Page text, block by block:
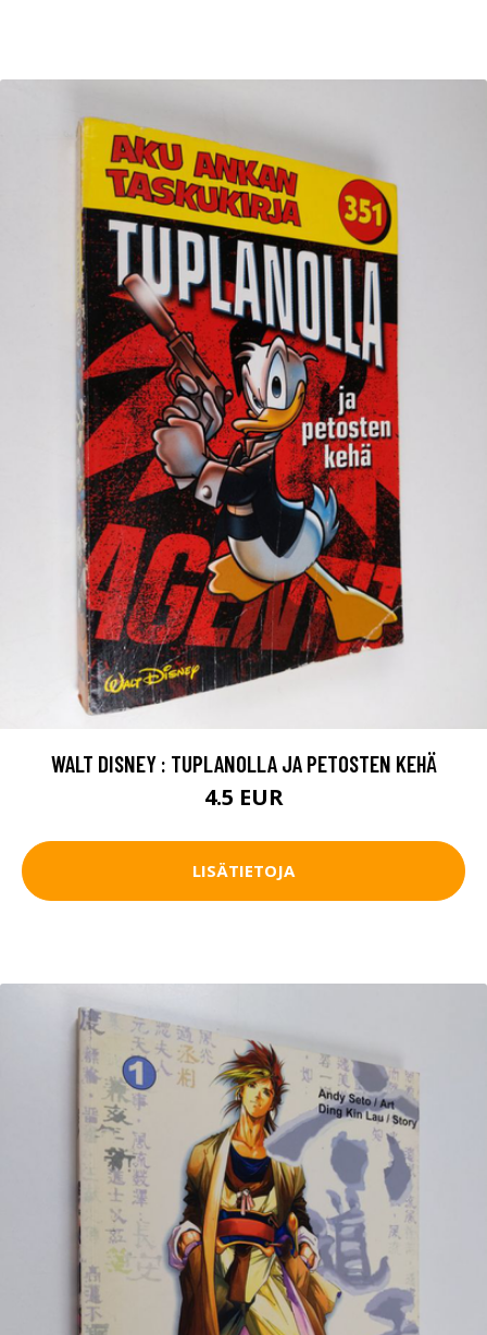
WALT DISNEY : TUPLANOLLA JA PETOSTEN KEHÄ
4.5 EUR
LISÄTIETOJA